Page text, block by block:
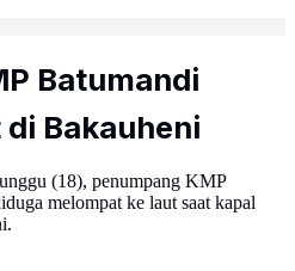
Batumandi
Bakauheni
(18), penumpang KMP
melompat ke laut saat kapal